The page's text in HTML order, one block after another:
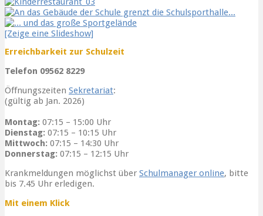
[Zeige eine Slideshow]
Erreichbarkeit zur Schulzeit
Telefon 09562 8229
Öffnungszeiten Sekretariat:
(gültig ab Jan. 2026)
Montag: 07:15 – 15:00 Uhr
Dienstag: 07:15 – 10:15 Uhr
Mittwoch: 07:15 – 14:30 Uhr
Donnerstag: 07:15 – 12:15 Uhr
Krankmeldungen möglichst über Schulmanager online, bitte
bis 7.45 Uhr erledigen.
Mit einem Klick